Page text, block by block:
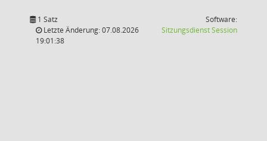
1 Satz
Letzte Änderung: 07.08.2026
19:01:38
Software:
SitzungsdienstSession(Wird in